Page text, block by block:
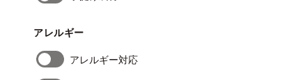
アレルギー
アレルギー対応